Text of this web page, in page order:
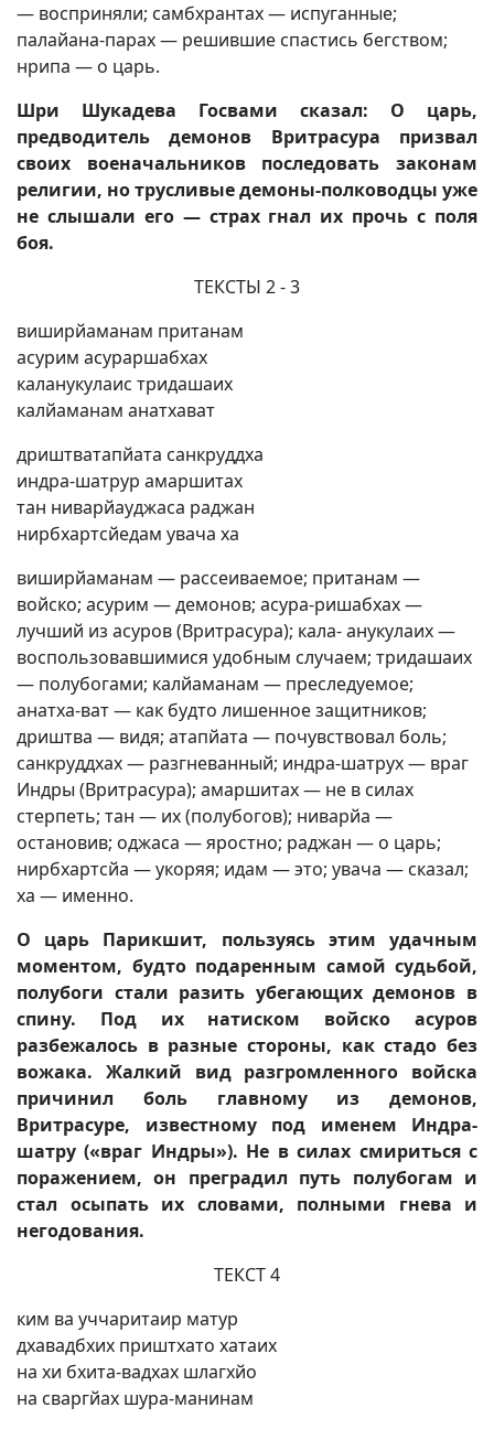
— восприняли; самбхрантах — испуганные;
палайана-парах — решившие спастись бегством;
нрипа — о царь.
Шри Шукадева Госвами сказал: О царь,
предводитель демонов Вритрасура призвал
своих военачальников последовать законам
религии, но трусливые демоны-полководцы уже
не слышали его — страх гнал их прочь с поля
боя.
ТЕКСТЫ 2 - 3
виширйаманам пританам
асурим асураршабхах
каланукулаис тридашаих
калйаманам анатхават
дриштватапйата санкруддха
индра-шатрур амаршитах
тан ниварйауджаса раджан
нирбхартсйедам увача ха
виширйаманам — рассеиваемое; пританам —
войско; асурим — демонов; асура-ришабхах —
лучший из асуров (Вритрасура); кала- анукулаих —
воспользовавшимися удобным случаем; тридашаих
— полубогами; калйаманам — преследуемое;
анатха-ват — как будто лишенное защитников;
дриштва — видя; атапйата — почувствовал боль;
санкруддхах — разгневанный; индра-шатрух — враг
Индры (Вритрасура); амаршитах — не в силах
стерпеть; тан — их (полубогов); ниварйа —
остановив; оджаса — яростно; раджан — о царь;
нирбхартсйа — укоряя; идам — это; увача — сказал;
ха — именно.
О царь Парикшит, пользуясь этим удачным
моментом, будто подаренным самой судьбой,
полубоги стали разить убегающих демонов в
спину. Под их натиском войско асуров
разбежалось в разные стороны, как стадо без
вожака. Жалкий вид разгромленного войска
причинил боль главному из демонов,
Вритрасуре, известному под именем Индра-
шатру («враг Индры»). Не в силах смириться с
поражением, он преградил путь полубогам и
стал осыпать их словами, полными гнева и
негодования.
ТЕКСТ 4
ким ва уччаритаир матур
дхавадбхих приштхато хатаих
на хи бхита-вадхах шлагхйо
на сваргйах шура-манинам